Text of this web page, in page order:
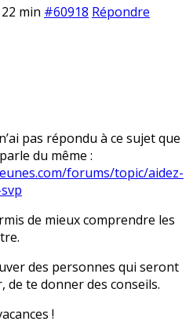
min #60918 Répondre
pas répondu à ce sujet que
du même :
forums/topic/aidez-
de mieux comprendre les
des personnes qui seront
de te donner des conseils.
!